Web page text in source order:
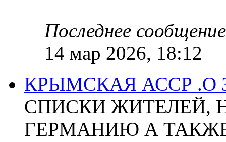
Последнее сообщение
14 мар 2026, 18:12
КРЫМСКАЯ АССР .О
СПИСКИ ЖИТЕЛЕЙ,
ГЕРМАНИЮ А